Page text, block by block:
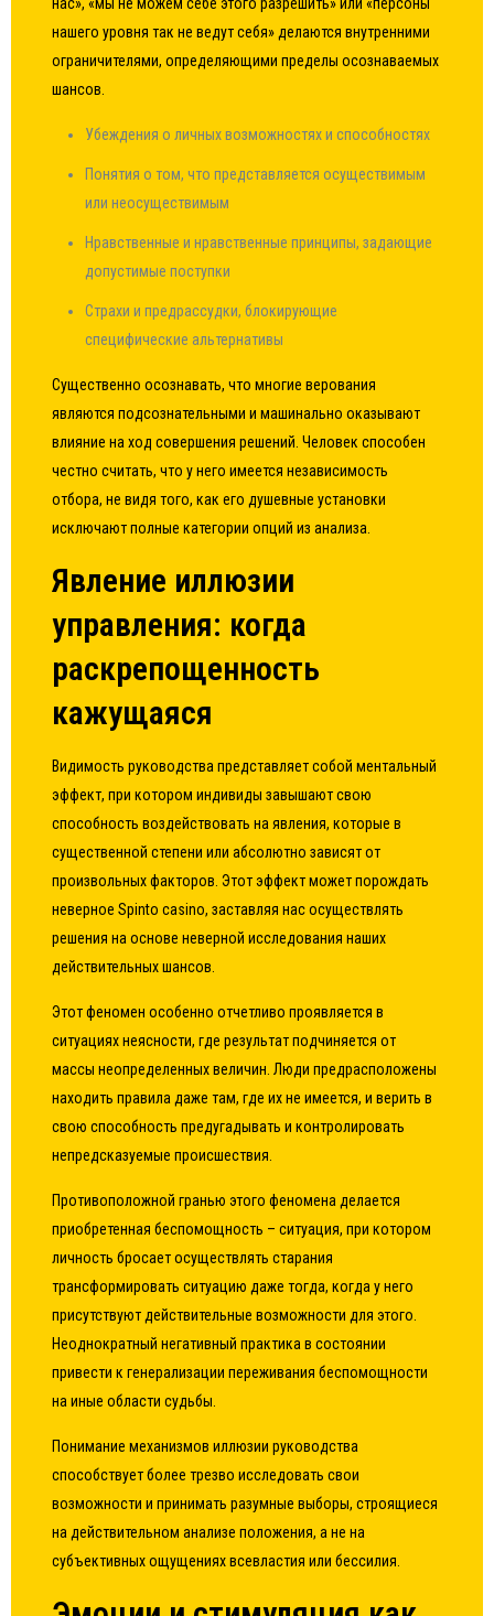
нашего уровня так не ведут себя» делаются внутренними
ограничителями, определяющими пределы осознаваемых
шансов.
Убеждения о личных возможностях и способностях
Понятия о том, что представляется осуществимым
или неосуществимым
Нравственные и нравственные принципы, задающие
допустимые поступки
Страхи и предрассудки, блокирующие
специфические альтернативы
Существенно осознавать, что многие верования
являются подсознательными и машинально оказывают
влияние на ход совершения решений. Человек способен
честно считать, что у него имеется независимость
отбора, не видя того, как его душевные установки
исключают полные категории опций из анализа.
Явление иллюзии
управления: когда
раскрепощенность
кажущаяся
Видимость руководства представляет собой ментальный
эффект, при котором индивиды завышают свою
способность воздействовать на явления, которые в
существенной степени или абсолютно зависят от
произвольных факторов. Этот эффект может порождать
неверное Spinto casino, заставляя нас осуществлять
решения на основе неверной исследования наших
действительных шансов.
Этот феномен особенно отчетливо проявляется в
ситуациях неясности, где результат подчиняется от
массы неопределенных величин. Люди предрасположены
находить правила даже там, где их не имеется, и верить в
свою способность предугадывать и контролировать
непредсказуемые происшествия.
Противоположной гранью этого феномена делается
приобретенная беспомощность – ситуация, при котором
личность бросает осуществлять старания
трансформировать ситуацию даже тогда, когда у него
присутствуют действительные возможности для этого.
Неоднократный негативный практика в состоянии
привести к генерализации переживания беспомощности
на иные области судьбы.
Понимание механизмов иллюзии руководства
способствует более трезво исследовать свои
возможности и принимать разумные выборы, строящиеся
на действительном анализе положения, а не на
субъективных ощущениях всевластия или бессилия.